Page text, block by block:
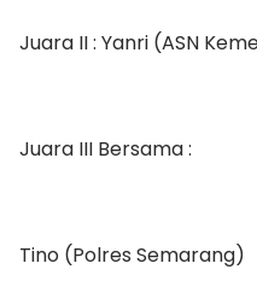
Juara II : Yanri (ASN
Juara III Bersama :
Tino (Polres Semarang)